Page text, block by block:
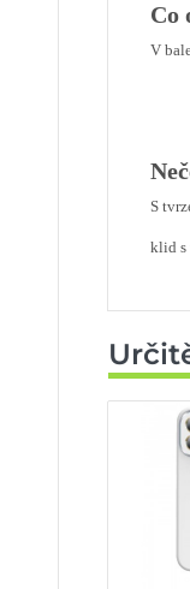
Co
V
S
klid s